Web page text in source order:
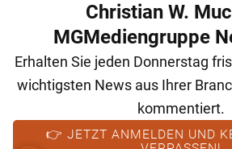
Burgring 1/7
1010 Wien
+43 (1) 522 14 14
office@mgmedien.at
Kontakt
Christian W.
MGMediengruppe
Erhalten Sie jeden Donnerstag
wichtigsten News aus Ihrer
kommentiert.
👉 JETZT ANMELDEN UND